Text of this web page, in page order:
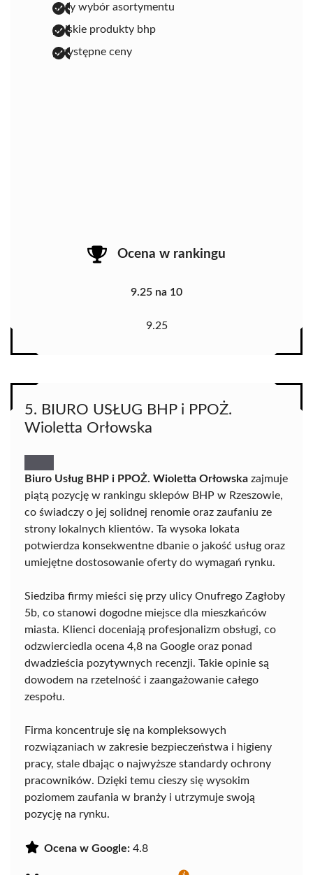
duży wybór asortymentu
polskie produkty bhp
przystępne ceny
Ocena w rankingu
9.25 na 10
9.25
5. BIURO USŁUG BHP i PPOŻ.
Wioletta Orłowska
Biuro Usług BHP i PPOŻ. Wioletta Orłowska zajmuje
piątą pozycję w rankingu sklepów BHP w Rzeszowie,
co świadczy o jej solidnej renomie oraz zaufaniu ze
strony lokalnych klientów. Ta wysoka lokata
potwierdza konsekwentne dbanie o jakość usług oraz
umiejętne dostosowanie oferty do wymagań rynku.
Siedziba firmy mieści się przy ulicy Onufrego Zagłoby
5b, co stanowi dogodne miejsce dla mieszkańców
miasta. Klienci doceniają profesjonalizm obsługi, co
odzwierciedla ocena 4,8 na Google oraz ponad
dwadzieścia pozytywnych recenzji. Takie opinie są
dowodem na rzetelność i zaangażowanie całego
zespołu.
Firma koncentruje się na kompleksowych
rozwiązaniach w zakresie bezpieczeństwa i higieny
pracy, stale dbając o najwyższe standardy ochrony
pracowników. Dzięki temu cieszy się wysokim
poziomem zaufania w branży i utrzymuje swoją
pozycję na rynku.
Ocena w Google: 4.8